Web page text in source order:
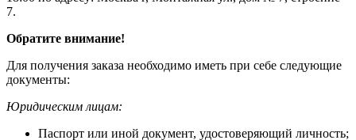
7.
Обратите внимание!
Для получения заказа необходимо иметь при себе следующие
документы:
Юридическим лицам:
Паспорт или иной документ, удостоверяющий личность;